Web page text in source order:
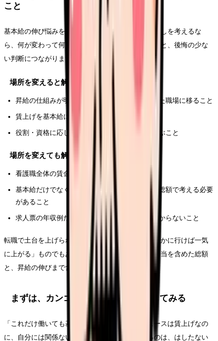
こと
基本給の伸び悩みをきっかけに転職や働き方の見直しを考えるな
ら、何が変わって何が変わらないかを分けて考えると、後悔の少な
い判断につながります。
場所を変えると解決しやすいこと
昇給の仕組みが明文化された、賃金制度の整った職場に移ること
賃上げを基本給に反映する法人で働くこと
役割・資格に応じた手当・等級のある職場を選ぶこと
場所を変えても解決しにくいこと
看護職全体の賃金水準という、業界全体の構造
基本給だけでなく、賞与・夜勤・残業を含めた総額で考える必要
があること
求人票の年収例だけでは、昇給の伸びまでは分からないこと
転職で土台を上げられる余地はありますが、「どこかに行けば一気
に上がる」ものでもありません。基本給・賞与・手当を含めた総額
と、昇給の伸びまで含めて比べることが大切です。
まずは、カンゴさんに気持ちを整理してみる
「これだけ働いても基本給が変わらない」「ニュースは賃上げなの
に、自分には関係ない」「給料の不満を口にするのは、はしたない